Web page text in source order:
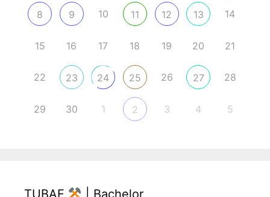
8 9 10 11 12 13 14
15 16 17 18 19 20 21
22 23 24 25 26 27 28
29 30 1 2 3 4 5